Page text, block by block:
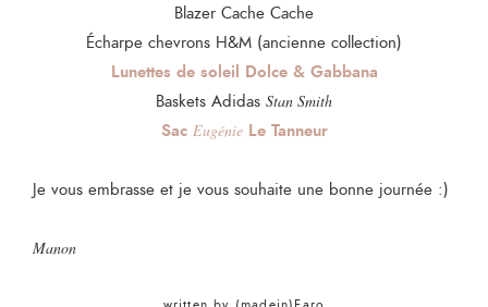
Blazer Cache Cache
Écharpe chevrons H&M (ancienne collection)
Lunettes de soleil Dolce & Gabbana
Baskets Adidas Stan Smith
Sac EugénieLe Tanneur
Je vous embrasse et je vous souhaite une bonne journée :)
Manon